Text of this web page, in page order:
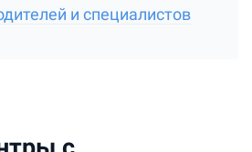
и специалистов